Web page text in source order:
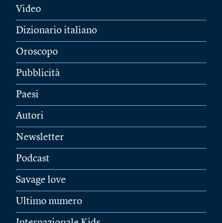
Video
Dizionario italiano
Oroscopo
Pubblicità
Paesi
Autori
Newsletter
Podcast
Savage love
Ultimo numero